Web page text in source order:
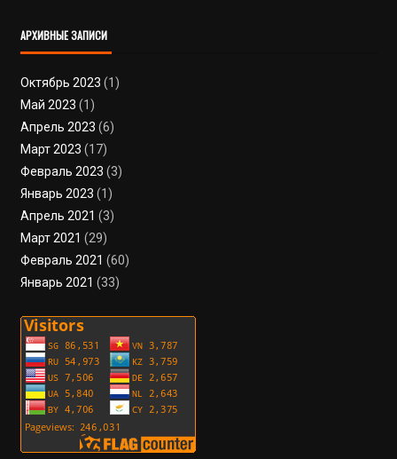
АРХИВНЫЕ ЗАПИСИ
Октябрь 2023 (1)
Май 2023 (1)
Апрель 2023 (6)
Март 2023 (17)
Февраль 2023 (3)
Январь 2023 (1)
Апрель 2021 (3)
Март 2021 (29)
Февраль 2021 (60)
Январь 2021 (33)